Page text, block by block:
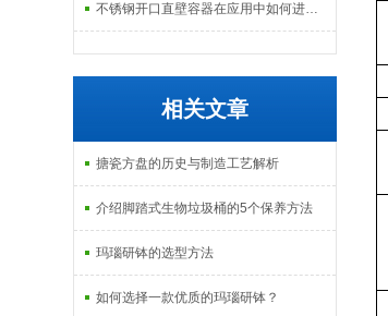
不锈钢开口直壁容器在应用中如何进行维护和保养？
相关文章
搪瓷方盘的历史与制造工艺解析
介绍脚踏式生物垃圾桶的5个保养方法
玛瑙研钵的选型方法
如何选择一款优质的玛瑙研钵？